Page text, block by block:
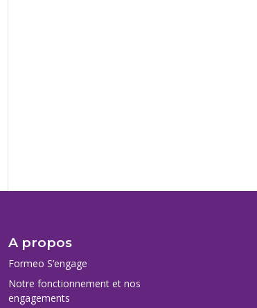
A propos
Formeo S’engage
Notre fonctionnement et nos
engagements